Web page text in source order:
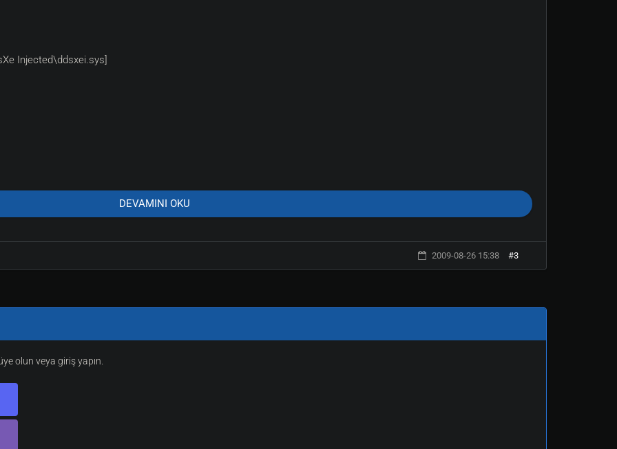
Injected\ddsxei.sys]
injecting on PID (3392) -> (ALLOW)[1]
inconsistent information
closed by the game]
DEVAMINI OKU
2009-08-26 15:38 #3
olun veya giriş yapın.